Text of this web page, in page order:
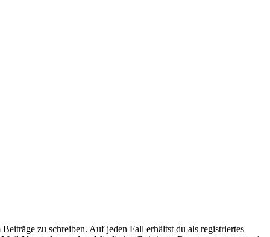
zu schreiben. Auf jeden Fall erhältst du als registriertes